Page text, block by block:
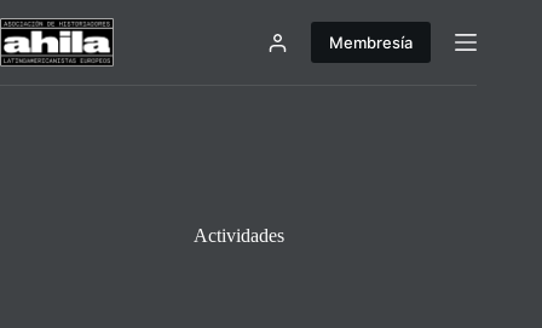
al
contenido
Membresía
Actividades